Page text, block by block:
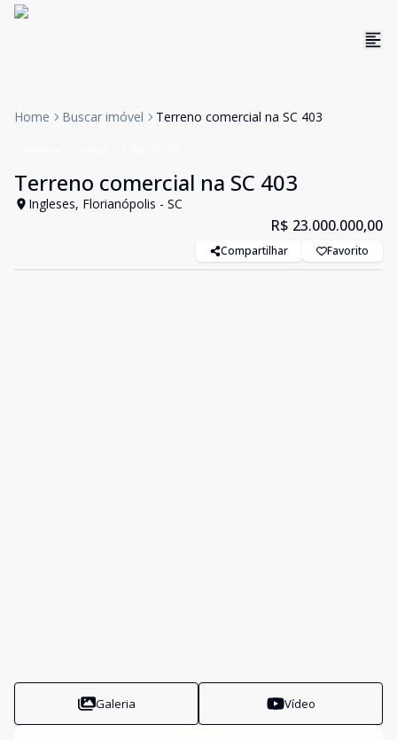
Home Buscar imóvel Terreno comercial na SC 403
Terreno comercial na SC 403
Ingleses, Florianópolis - SC
R$ 23.000.000,00
Compartilhar Favorito
Galeria Vídeo